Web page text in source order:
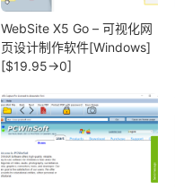
WebSite X5 Go – 可视化网
页设计制作软件[Windows]
[$19.95→0]